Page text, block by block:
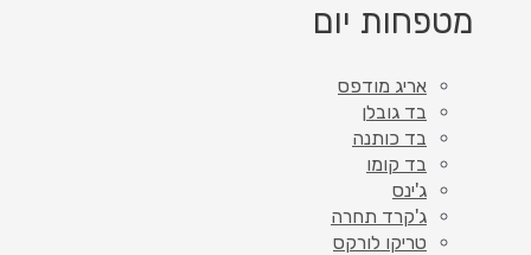
מטפחות יום
אריג מודפס
בד גובלן
בד כותנה
בד קומו
ג'ינס
ג'קרד תחרה
טריקו לורקס